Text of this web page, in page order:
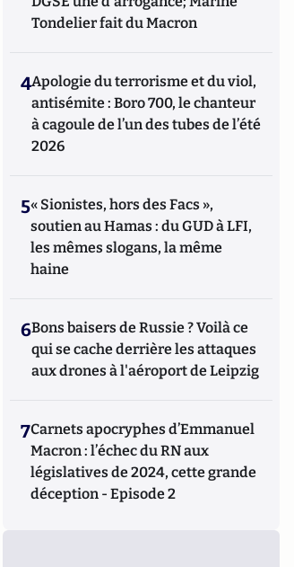
Tondelier fait du Macron
4Apologie du terrorisme et du viol,
antisémite : Boro 700, le chanteur
à cagoule de l’un des tubes de l’été
2026
5« Sionistes, hors des Facs »,
soutien au Hamas : du GUD à LFI,
les mêmes slogans, la même
haine
6Bons baisers de Russie ? Voilà ce
qui se cache derrière les attaques
aux drones à l'aéroport de Leipzig
7Carnets apocryphes d’Emmanuel
Macron : l’échec du RN aux
législatives de 2024, cette grande
déception - Episode 2